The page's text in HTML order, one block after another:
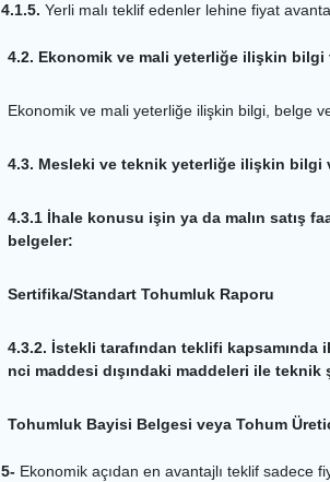
4.1.5. Yerli malı teklif edenler lehine fiyat
4.2. Ekonomik ve mali yeterliğe ilişkin bilgi
Ekonomik ve mali yeterliğe ilişkin bilgi, belge
4.3. Mesleki ve teknik yeterliğe ilişkin bilgi
4.3.1 İhale konusu işin ya da malın satış
belgeler:
Sertifika/Standart Tohumluk Raporu
4.3.2. İstekli tarafından teklifi kapsamında
nci maddesi dışındaki maddeleri ile
Tohumluk Bayisi Belgesi veya Tohum
5- Ekonomik açıdan en avantajlı teklif sadece